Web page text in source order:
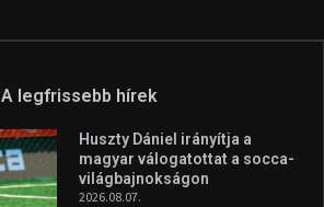
A legfrissebb hírek
Huszty Dániel irányítja a
magyar válogatottat a socca-
világbajnokságon
2026.08.07.